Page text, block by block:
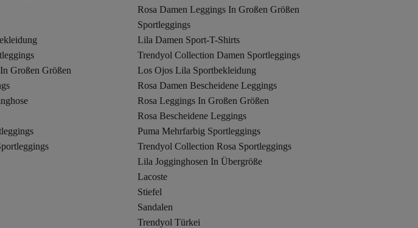
Rosa Damen Leggings In Großen Größen
Sportleggings
Lila Damen Sport-T-Shirts
Trendyol Collection Damen Sportleggings
Großen Größen
Los Ojos Lila Sportbekleidung
Rosa Damen Bescheidene Leggings
Rosa Leggings In Großen Größen
Rosa Bescheidene Leggings
Puma Mehrfarbig Sportleggings
Trendyol Collection Rosa Sportleggings
Lila Jogginghosen In Übergröße
Lacoste
Stiefel
Sandalen
Trendyol Türkei